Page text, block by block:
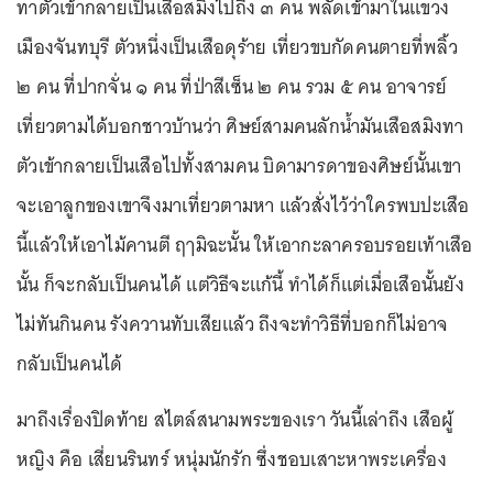
ทาตัวเข้ากลายเป็นเสือสมิงไปถึง ๓ คน พลัดเข้ามาในแขวง
เมืองจันทบุรี ตัวหนึ่งเป็นเสือดุร้าย เที่ยวขบกัดคนตายที่พลิ้ว
๒ คน ที่ปากจั่น ๑ คน ที่ป่าสีเซ็น ๒ คน รวม ๕ คน อาจารย์
เที่ยวตามได้บอกชาวบ้านว่า ศิษย์สามคนลักน้ำมันเสือสมิงทา
ตัวเข้ากลายเป็นเสือไปทั้งสามคน บิดามารดาของศิษย์นั้นเขา
จะเอาลูกของเขาจึงมาเที่ยวตามหา แล้วสั่งไว้ว่าใครพบปะเสือ
นี้แล้วให้เอาไม้คานตี ฤๅมิฉะนั้น ให้เอากะลาครอบรอยเท้าเสือ
นั้น ก็จะกลับเป็นคนได้ แต่วิธีจะแก้นี้ ทำได้ก็แต่เมื่อเสือนั้นยัง
ไม่ทันกินคน รังควานทับเสียแล้ว ถึงจะทำวิธีที่บอกก็ไม่อาจ
กลับเป็นคนได้
มาถึงเรื่องปิดท้าย สไตล์สนามพระของเรา วันนี้เล่าถึง เสือผู้
หญิง คือ เสี่ยนรินทร์ หนุ่มนักรัก ซึ่งชอบเสาะหาพระเครื่อง